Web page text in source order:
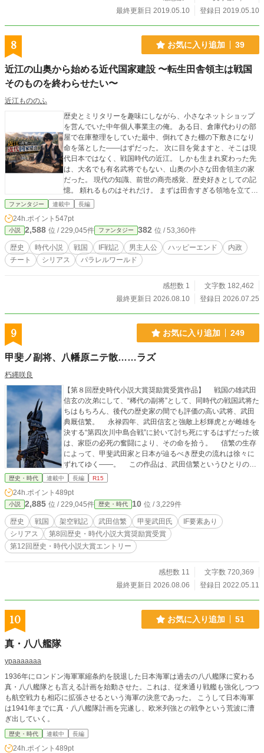
最終更新日 2019.05.10
登録日 2019.05.10
8 お気に入り追加 39
近江の山奥から始める近代国家建設 〜転生田舎領主は戦国
そのものを終わらせたい〜
近江もののふ
歴史とミリタリーを趣味にしながら、小さなネットショップ
を営んでいた中年個人事業主の俺。 ある日、倉庫代わりの部
屋で在庫整理をしていた最中、倒れてきた棚の下敷きになり
命を落とした――はずだった。 次に目を覚ますと、そこは現
代日本ではなく、戦国時代の近江。 しかも生まれ変わった先
は、大名でも有名武将でもない、山奥の小さな田舎領主の家
だった。 現代の知識、前世の商売感覚、歴史好きとしての記
憶。 頼れるものはそれだけ。 まずは田舎すぎる領地を立て直
す。 そこから兵を鍛え、道を造り、物を流し、人を集め、戦
る、戦国の常識を覆す領地経営・天下統一物語。
ファンタジー 連載中 長編
24h.ポイント 547pt
小説 2,588 位 / 229,045件 ファンタジー 382 位 / 53,360件
歴史 時代小説 戦国 IF戦記 男主人公 ハッピーエンド
内政
チート
シリアス パラレルワールド
感想数 1
文字数 182,462
最終更新日 2026.08.10
登録日 2026.07.25
9 お気に入り追加 249
甲斐ノ副将、八幡原ニテ散……ラズ
朽縄咲良
【第８回歴史時代小説大賞奨励賞受賞作品】 戦国の雄武田
信玄の次弟にして、“稀代の副将”として、同時代の戦国武将た
ちはもちろん、後代の歴史家の間でも評価の高い武将、武田
典厩信繁。 永禄四年、武田信玄と強敵上杉輝虎とが雌雄を
決する“第四次川中島合戦”に於いて討ち死にするはずだった彼
は、家臣の必死の奮闘により、その命を拾う。 信繁の生存
によって、甲斐武田家と日本が辿るべき歴史の流れは徐々に
ずれてゆく――。 この作品は、武田信繁というひとりの武
将の生存によって、史実とは異なっていく戦国時代を書い
ろうにも、同内容の作品を掲載しております（一部差異あ
り）。
歴史・時代 連載中 長編 R15
24h.ポイント 489pt
小説 2,885 位 / 229,045件 歴史・時代 10 位 / 3,229件
歴史 戦国 架空戦記 武田信繁 甲斐武田氏
IF要素あり
シリアス
第8回歴史・時代小説大賞奨励賞受賞
第12回歴史・時代小説大賞エントリー
感想数 11
文字数 720,369
最終更新日 2026.08.06
登録日 2022.05.11
10 お気に入り追加 51
真・八八艦隊
ypaaaaaaa
1936年にロンドン海軍軍縮条約を脱退した日本海軍は過去の八八艦隊に変わる
真・八八艦隊とも言える計画を始動させた。これは、従来通り戦艦も強化しつつ
も航空戦力も相応に拡張させるという海軍の決意であった。 こうして日本海軍
は1941年までに真・八八艦隊計画を完遂し、欧米列強との戦争という荒波に漕
ぎ出していく。
歴史・時代 連載中 長編
24h.ポイント 489pt